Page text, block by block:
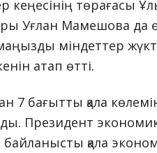
кеңесінің төрағасы
Уғлан Мамешова да
міндеттер
атап өтті.
7 бағытты қала
Президент
байланысты қала